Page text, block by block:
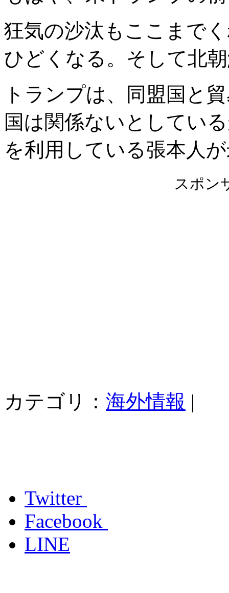
狂気の沙汰もここまで
ひどくなる。そして北
トランプは、同盟国と
国は関係ないとしてい
を利用している張本人
スポン
カテゴリ： 海外情報 |
Twitter
Facebook
LINE